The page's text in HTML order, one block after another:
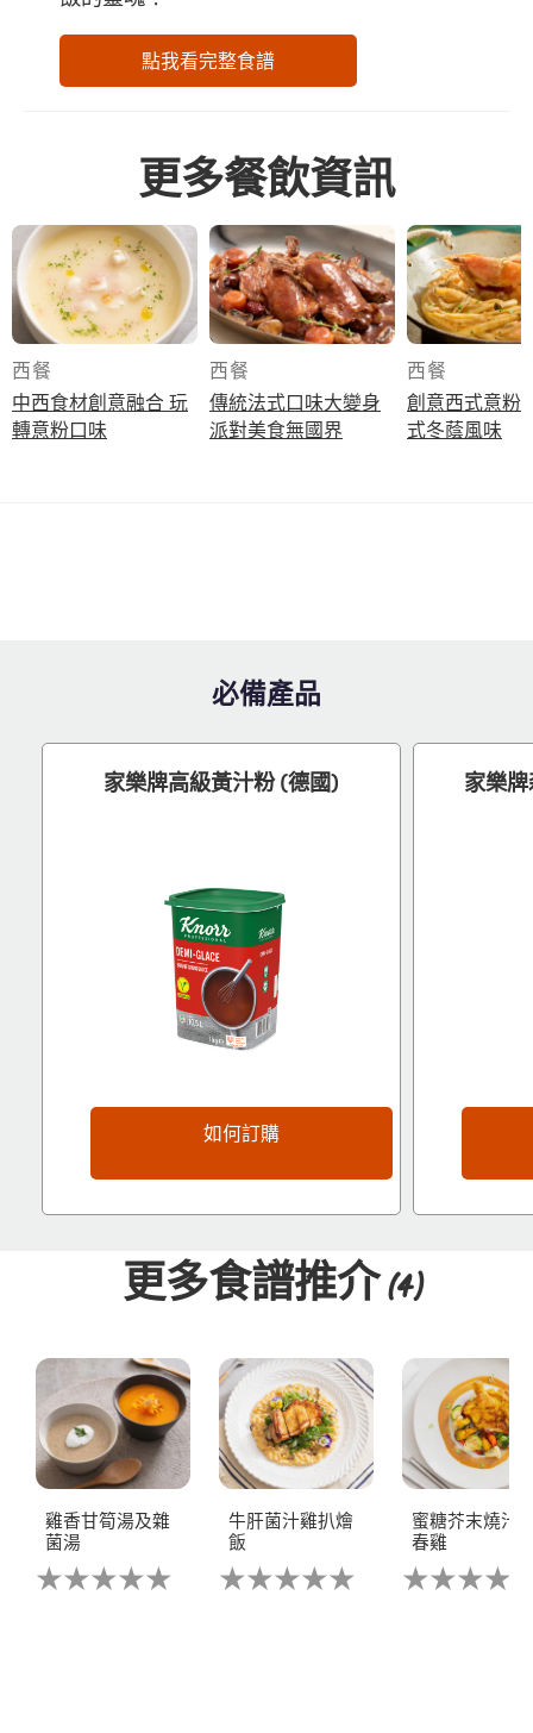
點我看完整食譜
更多餐飲資訊
西餐
中西食材創意融合 玩
轉意粉口味
西餐
傳統法式口味大變身
派對美食無國界
西餐
創意西式意粉
式冬蔭風味
必備產品
家樂牌高級黃汁粉 (德國)
如何訂購
家樂
更多食譜推介(4)
雞香甘筍湯及雜
菌湯
没
有
牛肝菌汁雞扒燴
飯
没
有
蜜糖芥末燒汁
春雞
没
有